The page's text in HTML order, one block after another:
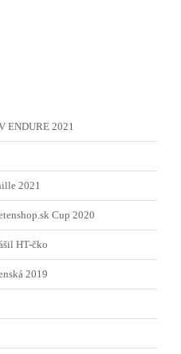
ENDURE 2021
2021
Cup 2020
HT-čko
2019